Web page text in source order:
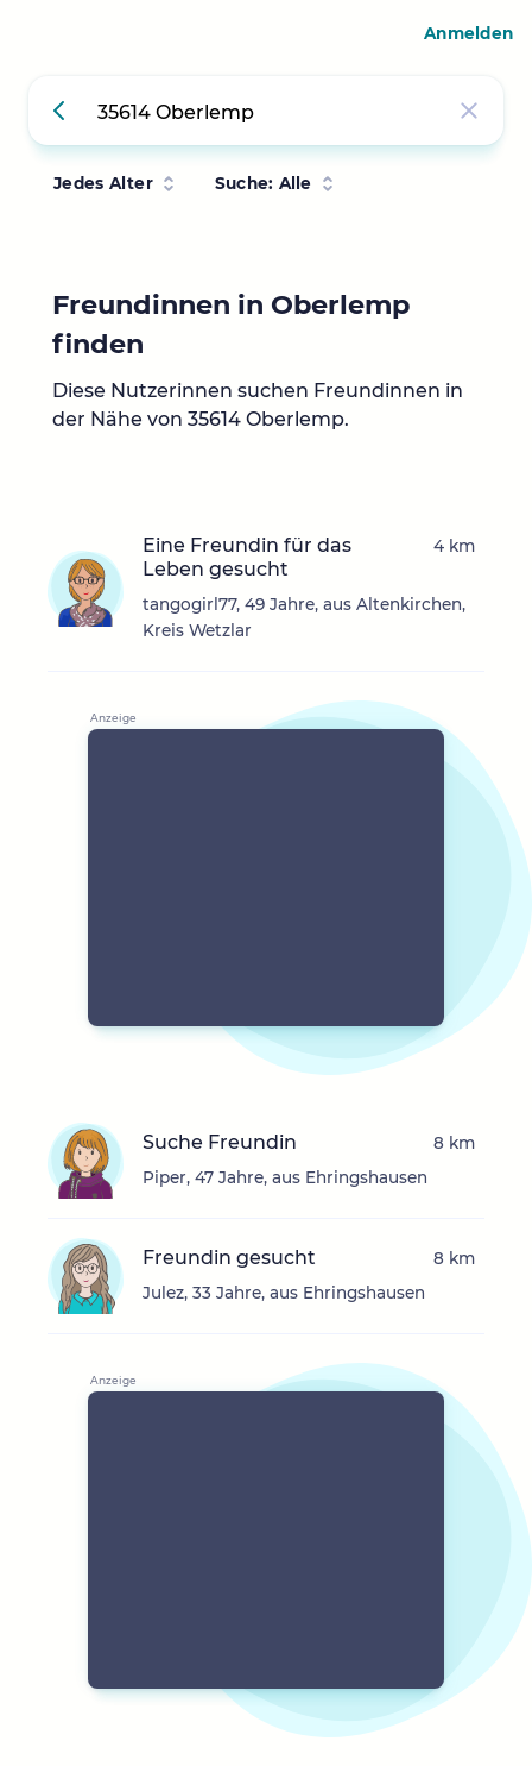
Jedes Alter Suche: Alle
Freundinnen in Oberlemp
finden
Diese Nutzerinnen suchen Freundinnen in
der Nähe von 35614 Oberlemp.
Eine Freundin für das
Leben gesucht
tangogirl77, 49 Jahre, aus Altenkirchen,
Kreis Wetzlar
4 km
Suche Freundin
Piper, 47 Jahre, aus Ehringshausen
8 km
Freundin gesucht
Julez, 33 Jahre, aus Ehringshausen
8 km
Anmelden